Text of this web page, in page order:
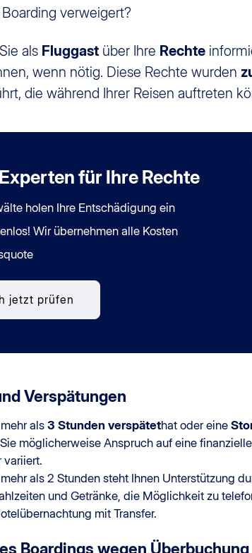
verweigert?
als Fluggast über Ihre Rechte
wenn nötig. Diese Rechte wurden
die während Ihrer Reisen auftreten
für Ihre Rechte
holen Ihre Entschädigung ein
Wir übernehmen alle Kosten
jetzt prüfen
Verspätungen
als 3 Stunden verspätethat oder eine
möglicherweise Anspruch auf eine
variiert.
als 2 Stunden steht Ihnen Unterstützung
und Getränke, die Möglichkeit zu
mit Transfer.
Boardings wegen Überbuchung